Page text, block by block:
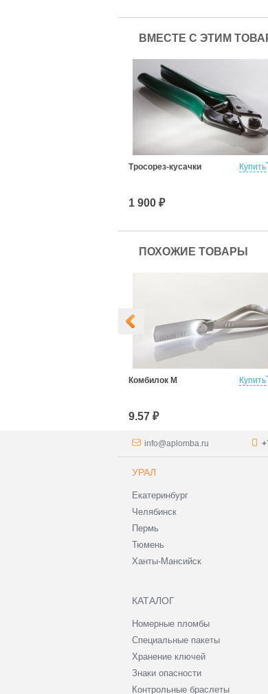
ВМЕСТЕ С ЭТИМ
Купить
Тросорез-кусачки
1 900 ₽
ПОХОЖИЕ ТОВАРЫ
Купить
Комбилок М
9.57 ₽
info@aplomba.ru
УРАЛ
Екатеринбург
Челябинск
Пермь
Тюмень
Ханты-Мансийск
КАТАЛОГ
Номерные пломбы
Специальные пакеты
Хранение ключей
Знаки опасности
Контрольные браслеты